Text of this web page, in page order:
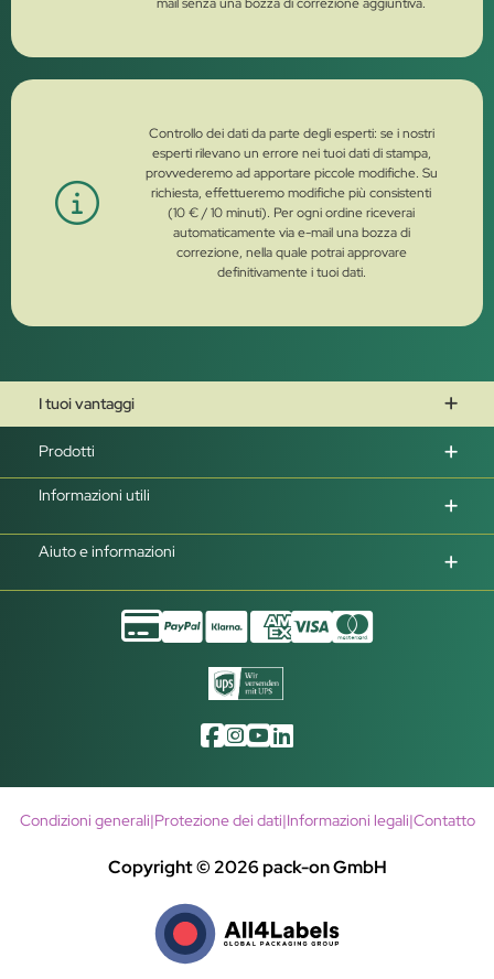
Controllo dei dati da parte degli esperti: se i nostri
esperti rilevano un errore nei tuoi dati di stampa,
provvederemo ad apportare piccole modifiche. Su
richiesta, effettueremo modifiche più consistenti
(10 € / 10 minuti). Per ogni ordine riceverai
automaticamente via e-mail una bozza di
correzione, nella quale potrai approvare
definitivamente i tuoi dati.
I tuoi vantaggi
Prodotti
Informazioni utili
Aiuto e informazioni
Copyright © 2026 pack-on GmbH
Condizioni generali|Protezione dei dati|Informazioni legali|Contatto